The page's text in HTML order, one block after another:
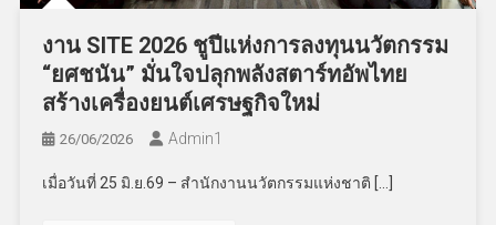
งาน SITE 2026 ชูปีแห่งการลงทุนนวัตกรรม
“ยศชนัน” มั่นใจปลุกพลังสตาร์ทอัพไทย
สร้างเครื่องยนต์เศรษฐกิจใหม่
26/06/2026 Admin​1
เมื่อวันที่ 25 มิ.ย.69 – สำนักงานนวัตกรรมแห่งชาติ […]